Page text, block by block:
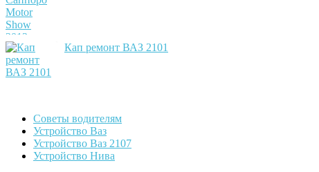
Кап ремонт ВАЗ 2101
Советы водителям
Устройство Ваз
Устройство Ваз 2107
Устройство Нива